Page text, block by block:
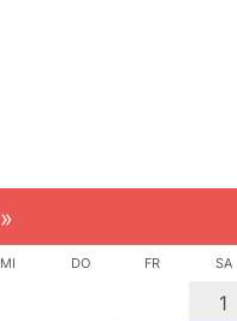
»
MI DO FR SA
1